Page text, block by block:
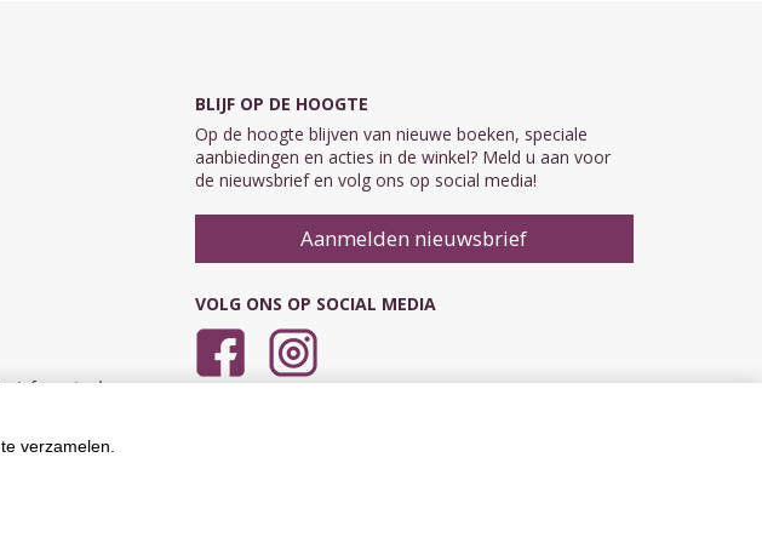
eventuele
BLIJF OP DE HOOGTE
Op de hoogte blijven van nieuwe boeken, speciale
aanbiedingen en acties in de winkel? Meld u aan voor
de nieuwsbrief en volg ons op social media!
Aanmelden nieuwsbrief
VOLG ONS OP SOCIAL MEDIA
verzamelen.